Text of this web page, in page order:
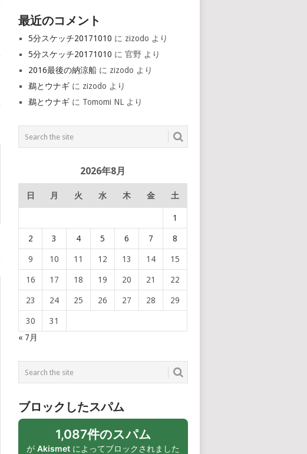
最近のコメント
5分スケッチ20171010 に zizodo より
5分スケッチ20171010 に官野 より
2016最後の納涼船 に zizodo より
鵜とウナギ に zizodo より
鵜とウナギ に Tomomi NL より
2026年8月
日 月 火 水 木 金 土
1
2 3 4 5 6 7 8
9 10 11 12 13 14 15
16 17 18 19 20 21 22
23 24 25 26 27 28 29
30
31
« 7月
ブロックしたスパム
1,087件のスパム
がAkismet によってブロックされました